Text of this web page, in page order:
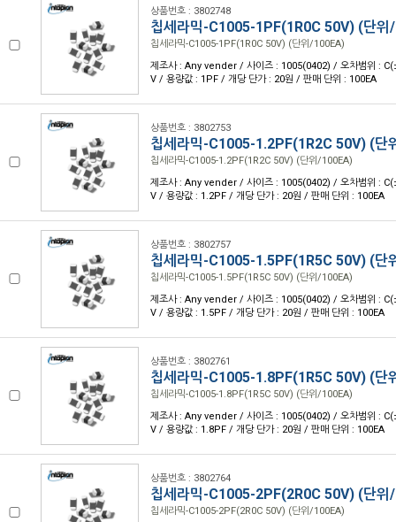
상품번호 : 3802748
칩세라믹-C1005-1PF(1R0C 50V) (단위
칩세라믹-C1005-1PF(1R0C 50V) (단위/100EA)
제조사 : Any vender / 사이즈 : 1005(0402) / 오차범위 :
V / 용량값 : 1PF / 개당 단가 : 20원 / 판매 단위 : 100EA
상품번호 : 3802753
칩세라믹-C1005-1.2PF(1R2C 50V) (단
칩세라믹-C1005-1.2PF(1R2C 50V) (단위/100EA)
제조사 : Any vender / 사이즈 : 1005(0402) / 오차범위 :
V / 용량값 : 1.2PF / 개당 단가 : 20원 / 판매 단위 : 100EA
상품번호 : 3802757
칩세라믹-C1005-1.5PF(1R5C 50V) (단
칩세라믹-C1005-1.5PF(1R5C 50V) (단위/100EA)
제조사 : Any vender / 사이즈 : 1005(0402) / 오차범위 :
V / 용량값 : 1.5PF / 개당 단가 : 20원 / 판매 단위 : 100EA
상품번호 : 3802761
칩세라믹-C1005-1.8PF(1R5C 50V) (단
칩세라믹-C1005-1.8PF(1R5C 50V) (단위/100EA)
제조사 : Any vender / 사이즈 : 1005(0402) / 오차범위 :
V / 용량값 : 1.8PF / 개당 단가 : 20원 / 판매 단위 : 100EA
상품번호 : 3802764
칩세라믹-C1005-2PF(2R0C 50V) (단위
칩세라믹-C1005-2PF(2R0C 50V) (단위/100EA)